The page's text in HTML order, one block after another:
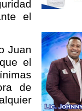
el
Juan
el
de